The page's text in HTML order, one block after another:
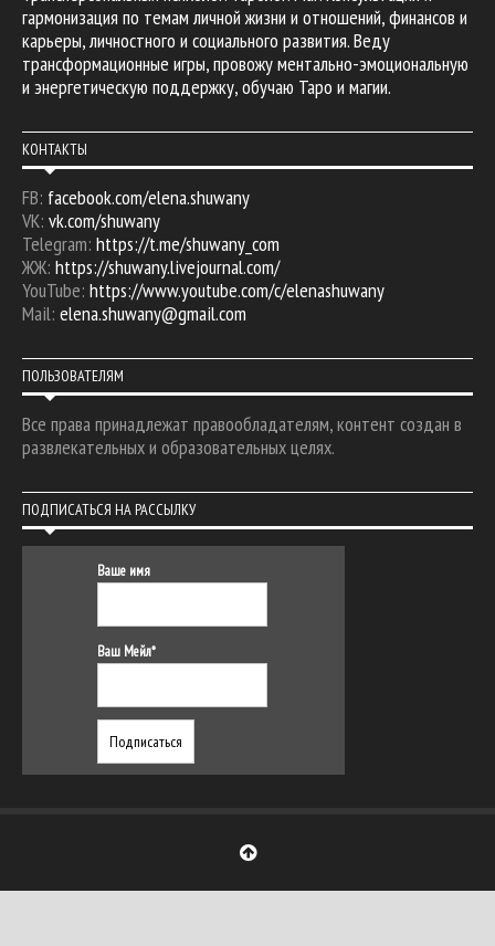
гармонизация по темам личной жизни и отношений, финансов и
карьеры, личностного и социального развития. Веду
трансформационные игры, провожу ментально-эмоциональную
и энергетическую поддержку, обучаю Таро и магии.
КОНТАКТЫ
FB: facebook.com/elena.shuwany
VK: vk.com/shuwany
Telegram: https://t.me/shuwany_com
ЖЖ: https://shuwany.livejournal.com/
YouTube: https://www.youtube.com/c/elenashuwany
Mail: elena.shuwany@gmail.com
ПОЛЬЗОВАТЕЛЯМ
Все права принадлежат правообладателям, контент создан в
развлекательных и образовательных целях.
ПОДПИСАТЬСЯ НА РАССЫЛКУ
Ваше имя
Ваш Мейл*